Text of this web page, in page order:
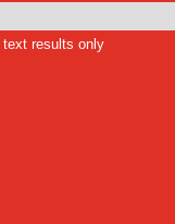
text results only